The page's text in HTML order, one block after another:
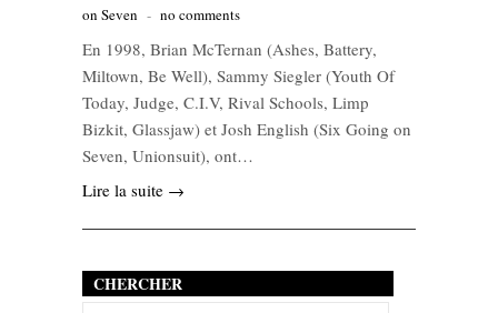
on Seven - no comments
En 1998, Brian McTernan (Ashes, Battery,
Miltown, Be Well), Sammy Siegler (Youth Of
Today, Judge, C.I.V, Rival Schools, Limp
Bizkit, Glassjaw) et Josh English (Six Going on
Seven, Unionsuit), ont…
Lire la suite →
CHERCHER